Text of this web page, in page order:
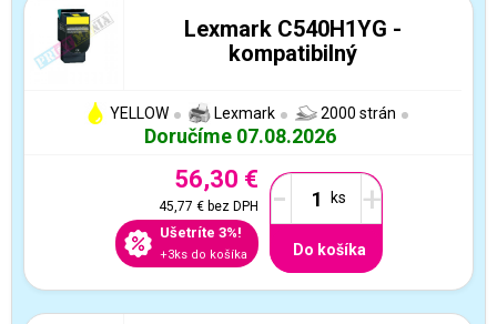
Lexmark C540H1YG -
kompatibilný
YELLOW Lexmark 2000 strán
Doručíme 07.08.2026
56,30 €
45,77 €bez DPH
Ušetríte 3%!
+3ks do košíka
- +
Do košíka